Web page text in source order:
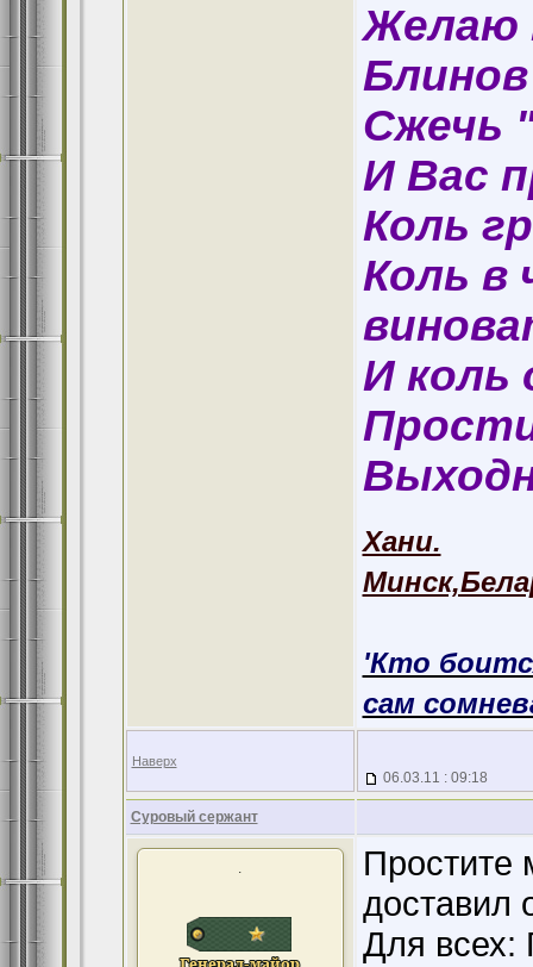
Желаю
Сжечь
И Вас
Коль
Коль в
И коль
Хани.
'Кто
сам
Наверх
06.03.11 : 09:18
Суровый сержант
.
Простите
доставил
Для всех: